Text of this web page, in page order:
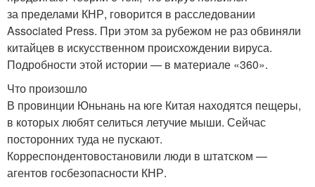
за пределами КНР, говорится в расследовании
Associated Press. При этом за рубежом не раз обвиняли
китайцев в искусственном происхождении вируса.
Подробности этой истории — в материале «360».
Что произошло
В провинции Юньнань на юге Китая находятся пещеры,
в которых любят селиться летучие мыши. Сейчас
посторонних туда не пускают.
Корреспондентовостановили люди в штатском —
агентов госбезопасности КНР.